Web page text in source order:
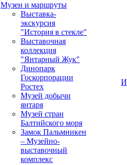
Музеи и маршруты
Выставка-
экскурсия
"История в стекле"
Выставочная
коллекция
"Янтарный Жук"
Динопарк
Госкорпорации
Ростех
Музей добычи
янтаря
Музей стран
Балтийского моря
Замок Пальмникен
– Музейно-
выставочный
комплекс